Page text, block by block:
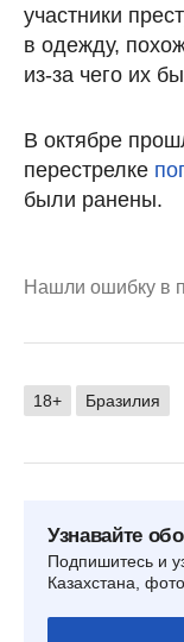
участники
в одежду,
из-за чего их
В октябре
перестрелке
были ранены.
Нашли ошибку в
18+ Бразилия
Узнавайте
Подпишитесь и
Казахстана,